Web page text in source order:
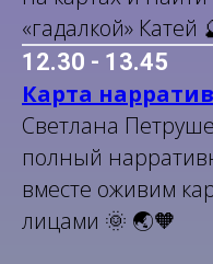
«гадалкой» Катей
12.30 - 13.45
Карта
Светлана
полный
вместе оживим
лицами 🌞 🌏🧡